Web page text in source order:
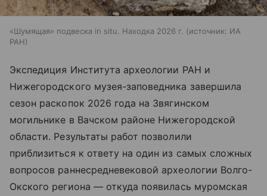
«Шумящая» подвеска in situ. Находка 2026 г. источник: ИА
РАН
Экспедиция Института археологии РАН и
Нижегородского музея-заповедника завершила
сезон раскопок 2026 года на Звягинском
могильнике в Вачском районе Нижегородской
области. Результаты работ позволили
приблизиться к ответу на один из самых сложных
вопросов раннесредневековой археологии Волго-
Окского региона — откуда появилась муромская